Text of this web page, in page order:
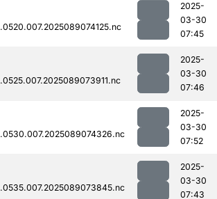
2025-
03-30
07:45
2025-
03-30
07:46
2025-
03-30
07:52
2025-
03-30
07:43